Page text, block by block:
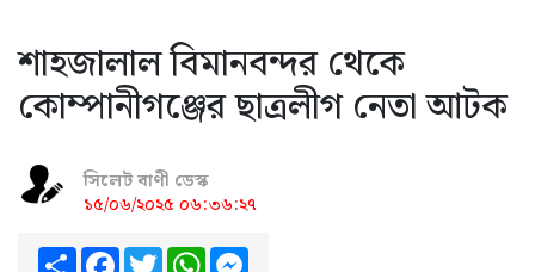
শাহজালাল বিমানবন্দর থেকে
কোম্পানীগঞ্জের ছাত্রলীগ নেতা আটক
সিলেট বাণী ডেস্ক
১৫/০৬/২০২৫ ০৬:৩৬:২৭
ShareFacebook
TwitterWhatsApp